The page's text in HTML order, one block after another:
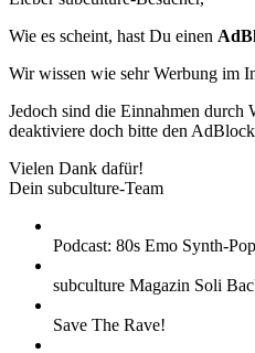
Wie es scheint, hast Du einen
Wir wissen wie sehr Werbung im
Jedoch sind die Einnahmen durch
deaktiviere doch bitte den
Vielen Dank dafür!
Dein subculture-Team
Podcast: 80s Emo Synth-
subculture Magazin Soli
Save The Rave!